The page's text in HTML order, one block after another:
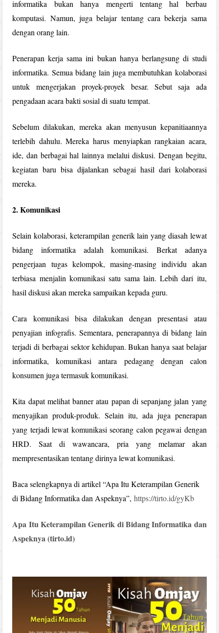
informatika bukan hanya mengerti tentang hal berbau
komputasi. Namun, juga belajar tentang cara bekerja sama
dengan orang lain.
Penerapan kerja sama ini bukan hanya berlangsung di studi
informatika. Semua bidang lain juga membutuhkan kolaborasi
untuk mengerjakan proyek-proyek besar. Sebut saja ada
pengadaan acara bakti sosial di suatu tempat.
Sebelum dilakukan, mereka akan menyusun kepanitiaannya
terlebih dahulu. Mereka harus menyiapkan rangkaian acara,
ide, dan berbagai hal lainnya melalui diskusi. Dengan begitu,
kegiatan baru bisa dijalankan sebagai hasil dari kolaborasi
mereka.
2. Komunikasi
Selain kolaborasi, keterampilan generik lain yang diasah lewat
bidang informatika adalah komunikasi. Berkat adanya
pengerjaan tugas kelompok, masing-masing individu akan
terbiasa menjalin komunikasi satu sama lain. Lebih dari itu,
hasil diskusi akan mereka sampaikan kepada guru.
Cara komunikasi bisa dilakukan dengan presentasi atau
penyajian infografis. Sementara, penerapannya di bidang lain
terjadi di berbagai sektor kehidupan. Bukan hanya saat belajar
informatika, komunikasi antara pedagang dengan calon
konsumen juga termasuk komunikasi.
Kita dapat melihat banner atau papan di sepanjang jalan yang
menyajikan produk-produk. Selain itu, ada juga penerapan
yang terjadi lewat komunikasi seorang calon pegawai dengan
HRD. Saat di wawancara, pria yang melamar akan
mempresentasikan tentang dirinya lewat komunikasi.
Baca selengkapnya di artikel “Apa Itu Keterampilan Generik
di Bidang Informatika dan Aspeknya”,https://tirto.id/gyKb
Apa Itu Keterampilan Generik di Bidang Informatika dan
Aspeknya (tirto.id)